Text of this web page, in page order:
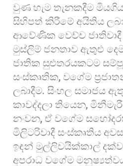
වුණ හැම තැනකදීම
සිහිපත් කිරීමේ අයිතිය
ආවේණික වෙච්ච
මුස්ලිම් ජනතාව ඇතුළු
ජාතික සුළුතරයකටම
සංස්කෘතික, වගේම
ලබාදීම. සිංහල සමාජය
කාවද්දලා තියෙන,
නංවන, ඒ වගේම
මිලිටරිවාදී සංස්කෘතිය
ඉඳන් මුල්ලිවයික්කාල්
අපරාධ වගේම